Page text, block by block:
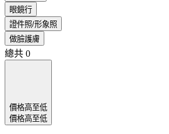
眼鏡行
證件照/形象照
做臉護膚
總共 0
價格高至低
價格高至低